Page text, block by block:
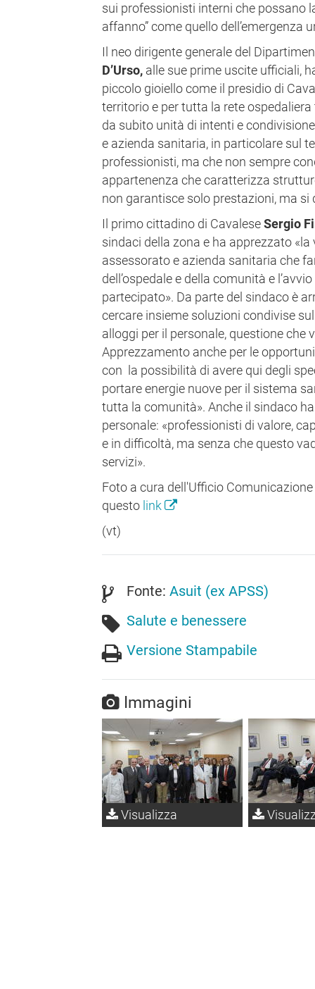
sui professionisti interni che possano
affanno” come quello dell’emergenza
Il neo dirigente generale del
D’Urso, alle sue prime uscite ufficiali,
piccolo gioiello come il presidio di
territorio e per tutta la rete
da subito unità di intenti e
e azienda sanitaria, in particolare sul
professionisti, ma che non sempre
appartenenza che caratterizza
non garantisce solo prestazioni, ma
Il primo cittadino di CavaleseSergio
sindaci della zona e ha apprezzato
assessorato e azienda sanitaria che
dell’ospedale e della comunità e
partecipato». Da parte del sindaco è
cercare insieme soluzioni condivise
alloggi per il personale, questione che
Apprezzamento anche per le
con la possibilità di avere qui degli
portare energie nuove per il sistema
tutta la comunità». Anche il sindaco
personale: «professionisti di valore,
e in difficoltà, ma senza che questo
servizi».
Foto a cura dell'Ufficio
questo link
(vt)
Fonte: Asuit (ex APSS)
Salute e benessere
Versione Stampabile
Immagini
Visualizza